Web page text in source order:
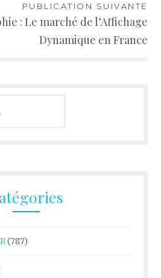
PUBLICATION SUIVANTE
: Le marché de l’Affichage
Dynamique en France
(787)